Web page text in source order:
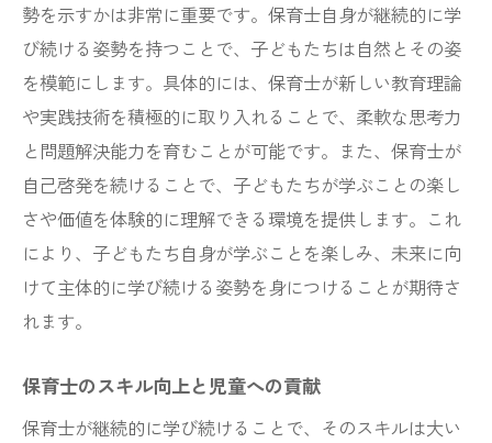
勢を示すかは非常に重要です。保育士自身が継続的に学
び続ける姿勢を持つことで、子どもたちは自然とその姿
を模範にします。具体的には、保育士が新しい教育理論
や実践技術を積極的に取り入れることで、柔軟な思考力
と問題解決能力を育むことが可能です。また、保育士が
自己啓発を続けることで、子どもたちが学ぶことの楽し
さや価値を体験的に理解できる環境を提供します。これ
により、子どもたち自身が学ぶことを楽しみ、未来に向
けて主体的に学び続ける姿勢を身につけることが期待さ
れます。
保育士のスキル向上と児童への貢献
保育士が継続的に学び続けることで、そのスキルは大い